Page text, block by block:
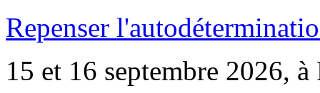
Repenser
15 et 16 septembre 2026, à